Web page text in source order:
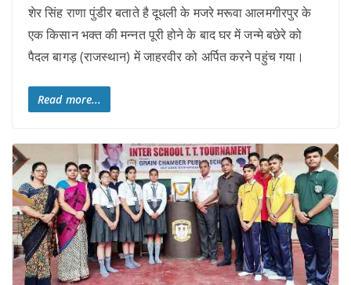
शेर सिंह राणा पुंडीर बताते है दूधली के मजरे मरूवा आलमगीरपुर के
एक किसान भक्त की मन्नत पूरी होने के बाद घर में जन्मे बछेरे को
पैदल बागड़ (राजस्थान) में जाहरवीर को अर्पित करने पहुंच गया।
Read more...